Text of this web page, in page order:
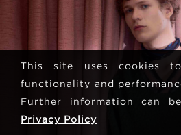
This site uses cookies
functionality and
Further information can
Privacy Policy